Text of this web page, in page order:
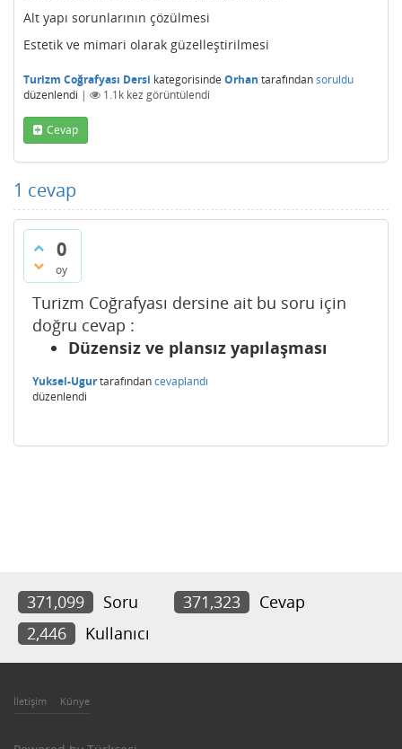
Alt yapı sorunlarının çözülmesi
Estetik ve mimari olarak güzelleştirilmesi
Turizm Coğrafyası Dersi kategorisinde Orhan tarafındansoruldu
düzenlendi | 1.1k kez görüntülendi
Cevap
1 cevap
0
oy
Turizm Coğrafyası dersine ait bu soru için
doğru cevap :
Düzensiz ve plansız yapılaşması
Yuksel-Ugurtarafındancevaplandı
düzenlendi
371,099 Soru 371,323
Cevap
2,446
Kullanıcı
İletişim Künye